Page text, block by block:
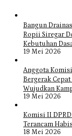
Bangun
Ropii Siregar
Kebutuhan
19 Mei 2026
Anggota
Bergerak
Wujudkan
19 Mei 2026
Komisi II
Terancam
18 Mei 2026